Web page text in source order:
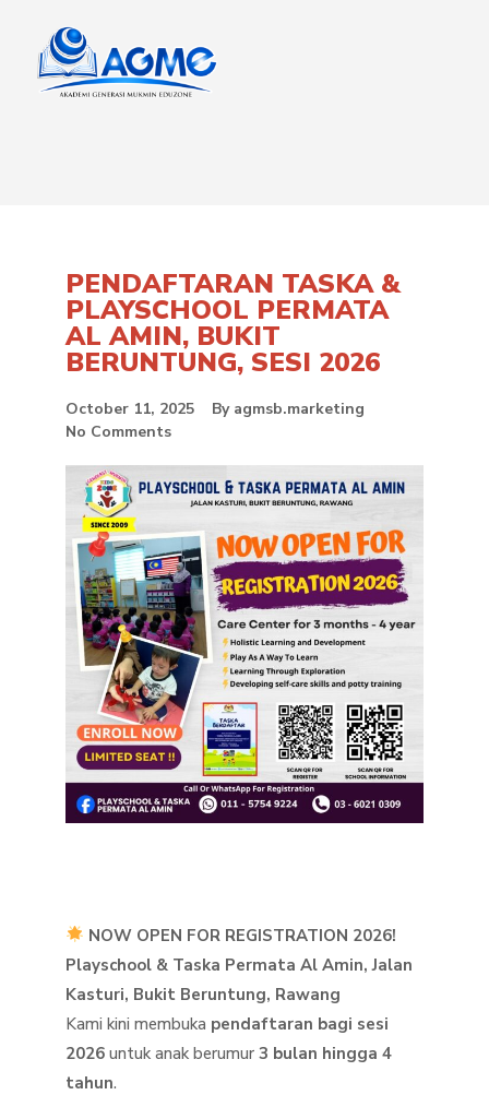
PENDAFTARAN TASKA &
PLAYSCHOOL PERMATA
AL AMIN, BUKIT
BERUNTUNG, SESI 2026
October 11, 2025 Byagmsb.marketing
No Comments
NOW OPEN FOR REGISTRATION 2026!
Playschool & Taska Permata Al Amin, Jalan
Kasturi, Bukit Beruntung, Rawang
Kami kini membuka pendaftaran bagi sesi
2026 untuk anak berumur 3 bulan hingga 4
tahun.